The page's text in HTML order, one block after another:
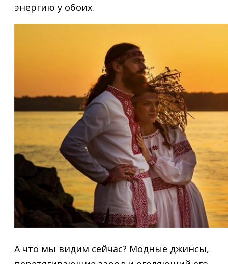
энергию у обоих.
А что мы видим сейчас? Модные джинсы,